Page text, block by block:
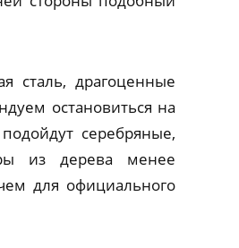
сталь, драгоценные
остановиться на
серебряные,
из дерева менее
для официального